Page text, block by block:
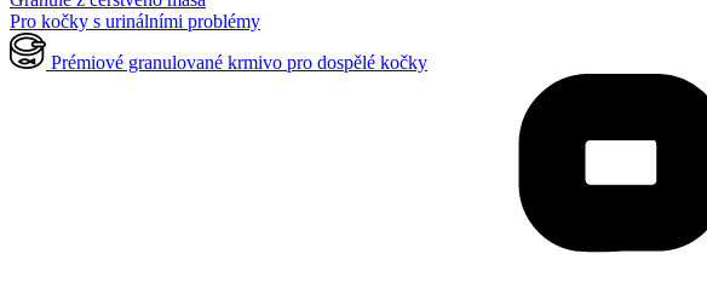
Pro kočky s urinálními problémy
Prémiové granulované krmivo pro dospělé kočky